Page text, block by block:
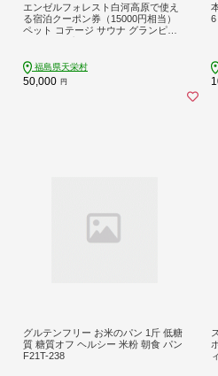
エンゼルフォレスト白河高原で使え
る宿泊クーポン券（15000円相当）
ペット コテージ サウナ グランピン
福島県天栄村
50,000 円
6
グルテンフリー お米のパン 1斤 低糖
質 糖質オフ ヘルシー 米粉 朝食 パン
F21T-238